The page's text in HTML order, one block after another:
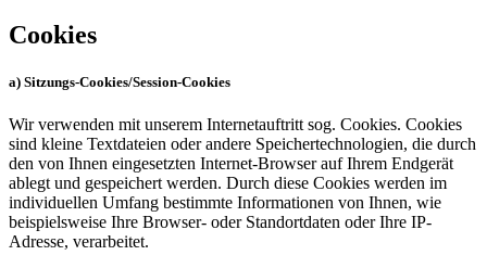
Cookies
a) Sitzungs-Cookies/Session-Cookies
Wir verwenden mit unserem Internetauftritt sog. Cookies. Cookies
sind kleine Textdateien oder andere Speichertechnologien, die durch
den von Ihnen eingesetzten Internet-Browser auf Ihrem Endgerät
ablegt und gespeichert werden. Durch diese Cookies werden im
individuellen Umfang bestimmte Informationen von Ihnen, wie
beispielsweise Ihre Browser- oder Standortdaten oder Ihre IP-
Adresse, verarbeitet.